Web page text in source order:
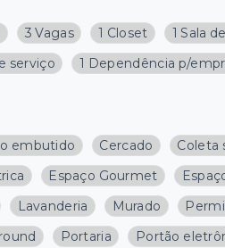
3 Vagas 1 Closet 1 Sala
serviço 1 Dependência p/
embutido Cercado
Coleta
Espaço Gourmet
Lavanderia Murado
Portaria Portão